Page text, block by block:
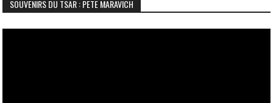
SOUVENIRS DU TSAR : PETE MARAVICH